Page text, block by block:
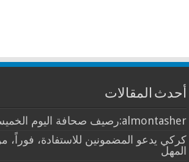
أحدث المقالات
almontasher:رصيف صحافة اليوم الخميس 6 اب 2026
كركي يدعو المضمونين للاستفادة، فوراً،
المهل